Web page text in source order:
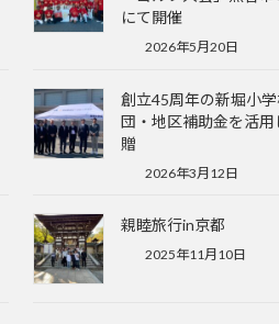
にて開催
2026年5月20日
創立45周年の新堀小
団・地区補助金を活
贈
2026年3月12日
親睦旅行in京都
2025年11月10日